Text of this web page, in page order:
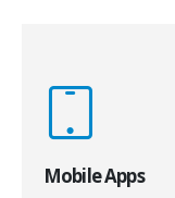
Mobile Apps